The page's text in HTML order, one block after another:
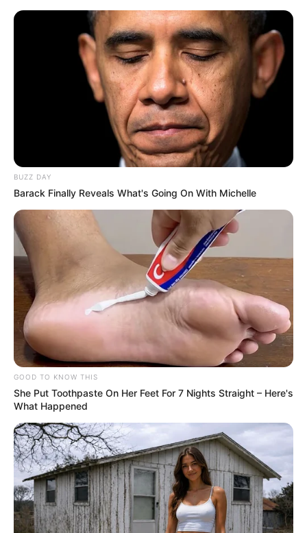
TAGS
ΤΑΥΤΟΤΗΤΑ ΚΑΙ ΕΠΙΚΟΙΝΩΝΙΑ ΟΡΟΙ ΧΡΗΣΗΣ
© 2025 EVIANEWS του Γιώργου Κουτσελίνη
BUZZ DAY
Barack Finally Reveals What's Going On With Michelle
GOOD TO KNOW THIS
She Put Toothpaste On Her Feet For 7 Nights Straight – Here's
What Happened